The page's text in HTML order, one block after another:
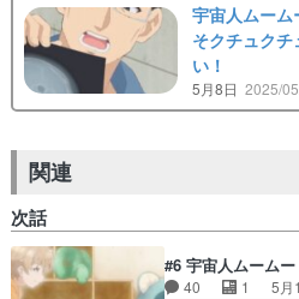
宇宙人ムー
そクチュク
い！
5月8日 2025/
関連
次話
#6 宇宙人ムームー
40 1
5月